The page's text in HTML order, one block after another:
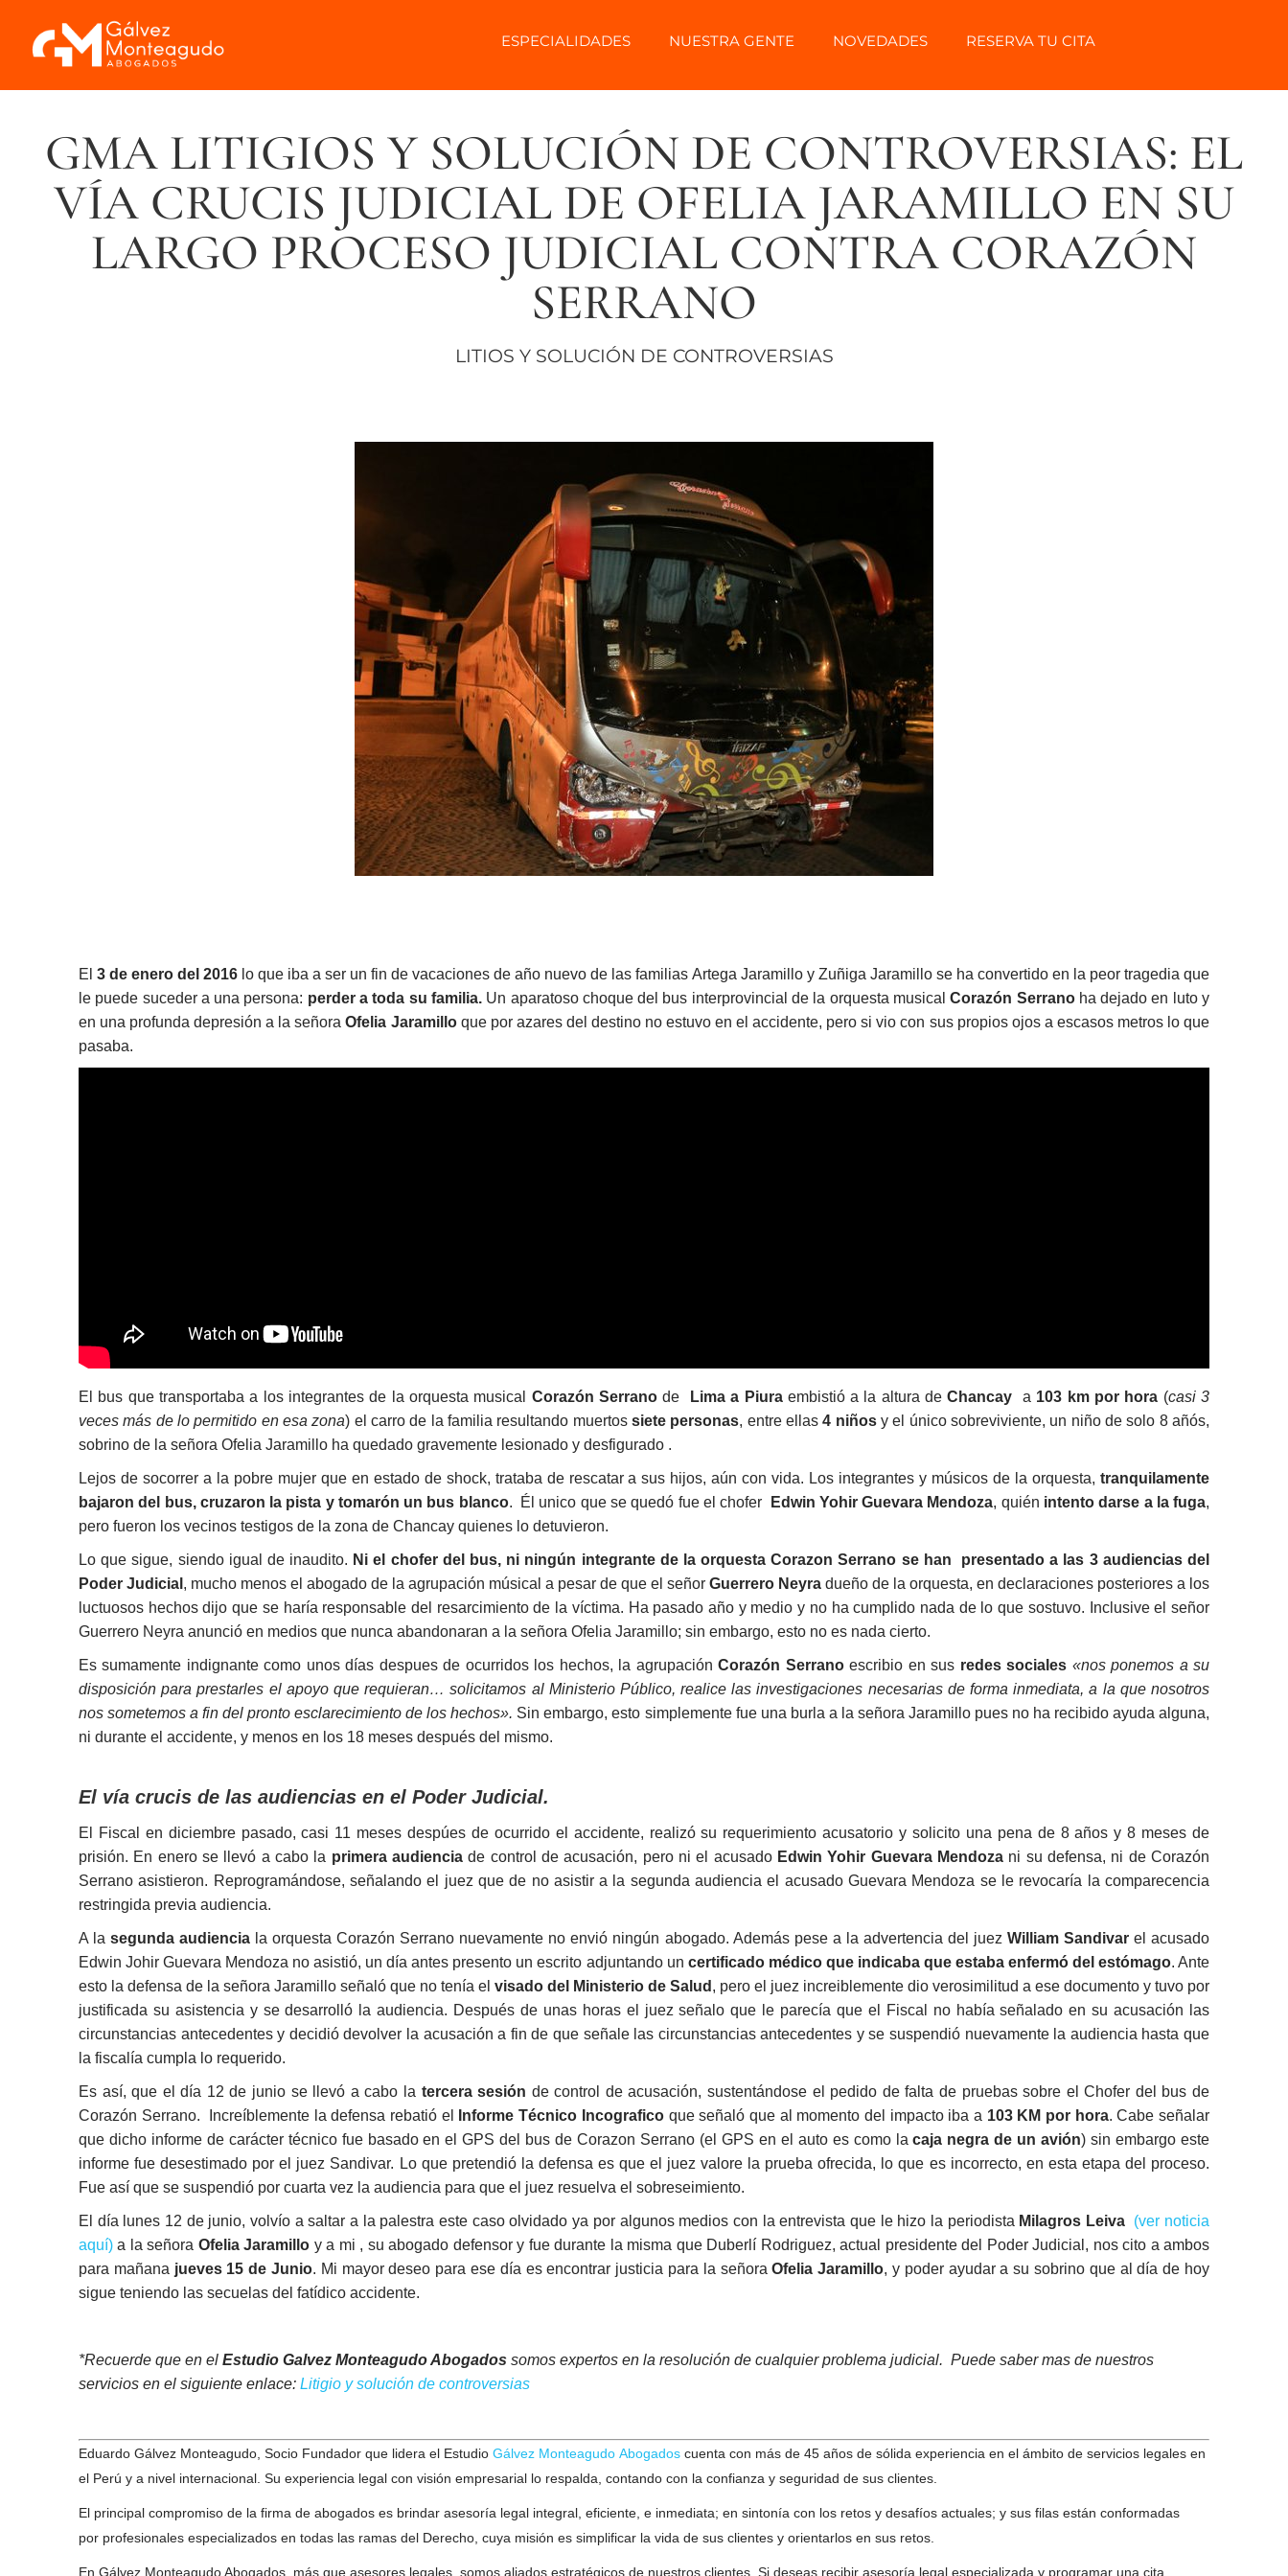
ESPECIALIDADES NUESTRA GENTE NOVEDADES RESERVA TU CITA
GMA LITIGIOS Y SOLUCIÓN DE CONTROVERSIAS: EL
VÍA CRUCIS JUDICIAL DE OFELIA JARAMILLO EN SU
LARGO PROCESO JUDICIAL CONTRA CORAZÓN
SERRANO
LITIOS Y SOLUCIÓN DE CONTROVERSIAS
El 3 de enero del 2016 lo que iba a ser un fin de vacaciones de año nuevo de las familias Artega Jaramillo y Zuñiga Jaramillo se ha convertido en la peor tragedia que
le puede suceder a una persona: perder a toda su familia.Un aparatoso choque del bus interprovincial de la orquesta musicalCorazón Serranoha dejado en luto y
en una profunda depresión a la señora Ofelia Jaramilloque por azares del destino no estuvo en el accidente, pero si vio con sus propios ojos a escasos metros lo que
pasaba.
El bus que transportaba a los integrantes de la orquesta musical Corazón Serranode Lima a Piuraembistió a la altura deChancay a 103 km por hora (casi 3
veces más de lo permitido en esa zona) el carro de la familia resultando muertossiete personas, entre ellas4 niñosy el único sobreviviente, un niño de solo 8 añós,
sobrino de la señora Ofelia Jaramillo ha quedado gravemente lesionado y desfigurado .
Lejos de socorrer a la pobre mujer que en estado de shock, trataba de rescatar a sus hijos, aún con vida. Los integrantes y músicos de la orquesta, tranquilamente
bajaron del bus, cruzaron la pista y tomarón un bus blanco. Él unico que se quedó fue el chofer Edwin Yohir Guevara Mendoza, quién intento darse a la fuga,
pero fueron los vecinos testigos de la zona de Chancay quienes lo detuvieron.
Lo que sigue, siendo igual de inaudito. Ni el chofer del bus, ni ningún integrante de la orquesta Corazon Serrano se han presentado a las 3 audiencias del
Poder Judicial , mucho menos el abogado de la agrupación músical a pesar de que el señor Guerrero Neyra dueño de la orquesta, en declaraciones posteriores a los
luctuosos hechos dijo que se haría responsable del resarcimiento de la víctima. Ha pasado año y medio y no ha cumplido nada de lo que sostuvo. Inclusive el señor
Guerrero Neyra anunció en medios que nunca abandonaran a la señora Ofelia Jaramillo; sin embargo, esto no es nada cierto.
Es sumamente indignante como unos días despues de ocurridos los hechos, la agrupaciónCorazón Serranoescribio en sus redes sociales «nos ponemos a su
disposición para prestarles el apoyo que requieran… solicitamos al Ministerio Público, realice las investigaciones necesarias de forma inmediata, a la que nosotros
nos sometemos a fin del pronto esclarecimiento de los hechos». Sin embargo, esto simplemente fue una burla a la señora Jaramillo pues no ha recibido ayuda alguna,
ni durante el accidente, y menos en los 18 meses después del mismo.
El vía crucis de las audiencias en el Poder Judicial.
El Fiscal en diciembre pasado, casi 11 meses despúes de ocurrido el accidente, realizó su requerimiento acusatorio y solicito una pena de 8 años y 8 meses de
prisión. En enero se llevó a cabo la primera audiencia de control de acusación, pero ni el acusado Edwin Yohir Guevara Mendoza ni su defensa, ni de Corazón
Serrano asistieron. Reprogramándose, señalando el juez que de no asistir a la segunda audiencia el acusado Guevara Mendoza se le revocaría la comparecencia
restringida previa audiencia.
A lasegunda audiencia la orquesta Corazón Serrano nuevamente no envió ningún abogado. Además pese a la advertencia del juez William Sandivarel acusado
Edwin Johir Guevara Mendoza no asistió, un día antes presento un escrito adjuntando un certificado médico que indicaba que estaba enfermó del estómago. Ante
esto la defensa de la señora Jaramillo señaló que no tenía el visado del Ministerio de Salud , pero el juez increiblemente dio verosimilitud a ese documento y tuvo por
justificada su asistencia y se desarrolló la audiencia. Después de unas horas el juez señalo que le parecía que el Fiscal no había señalado en su acusación las
circunstancias antecedentes y decidió devolver la acusación a fin de que señale las circunstancias antecedentes y se suspendió nuevamente la audiencia hasta que
la fiscalía cumpla lo requerido.
Es así, que el día 12 de junio se llevó a cabo la tercera sesión de control de acusación, sustentándose el pedido de falta de pruebas sobre el Chofer del bus de
Corazón Serrano. Increíblemente la defensa rebatió el
Informe Técnico Incograficoque señaló que al momento del impacto iba a 103 KM por hora. Cabe señalar
que dicho informe de carácter técnico fue basado en el GPS del bus de Corazon Serrano (el GPS en el auto es como lacaja negra de un avión) sin embargo este
informe fue desestimado por el juez Sandivar. Lo que pretendió la defensa es que el juez valore la prueba ofrecida, lo que es incorrecto, en esta etapa del proceso.
Fue así que se suspendió por cuarta vez la audiencia para que el juez resuelva el sobreseimiento.
El día lunes 12 de junio, volvío a saltar a la palestra este caso olvidado ya por algunos medios con la entrevista que le hizo la periodista Milagros Leiva (ver noticia
aquí) a la señora Ofelia Jaramillo y a mi , su abogado defensor y fue durante la misma que Duberlí Rodriguez, actual presidente del Poder Judicial, nos cito a ambos
para mañana jueves 15 de Junio. Mi mayor deseo para ese día es encontrar justicia para la señoraOfelia Jaramillo, y poder ayudar a su sobrino que al día de hoy
sigue teniendo las secuelas del fatídico accidente.
*Recuerde que en el Estudio Galvez Monteagudo Abogados somos expertos en la resolución de cualquier problema judicial. Puede saber mas de nuestros
servicios en el siguiente enlace: Litigio y solución de controversias
Eduardo Gálvez Monteagudo, Socio Fundador que lidera el Estudio Gálvez Monteagudo Abogados cuenta con más de 45 años de sólida experiencia en el ámbito de servicios legales en
el Perú y a nivel internacional. Su experiencia legal con visión empresarial lo respalda, contando con la confianza y seguridad de sus clientes.
El principal compromiso de la firma de abogados es brindar asesoría legal integral, eficiente, e inmediata; en sintonía con los retos y desafíos actuales; y sus filas están conformadas
por profesionales especializados en todas las ramas del Derecho, cuya misión es simplificar la vida de sus clientes y orientarlos en sus retos.
En Gálvez Monteagudo Abogados, más que asesores legales, somos aliados estratégicos de nuestros clientes. Si deseas recibir asesoría legal especializada y programar una cita